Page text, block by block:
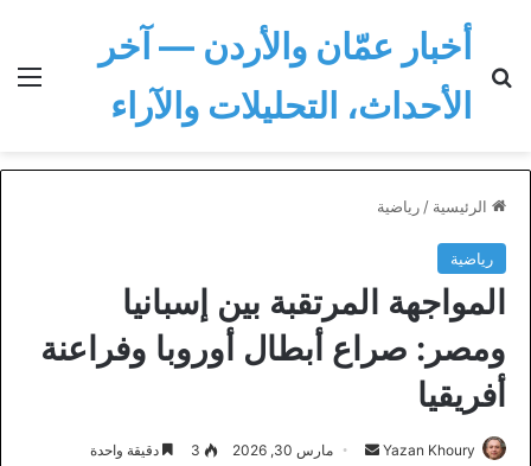
أخبار عمّان والأردن — آخر
الأحداث، التحليلات والآراء
الرئيسية / رياضية
رياضية
المواجهة المرتقبة بين إسبانيا
ومصر: صراع أبطال أوروبا وفراعنة
أفريقيا
Yazan Khoury
أرسل مارس 30, 2026 3 دقيقة واحدة